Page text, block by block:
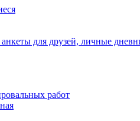
для друзей, личные
работ